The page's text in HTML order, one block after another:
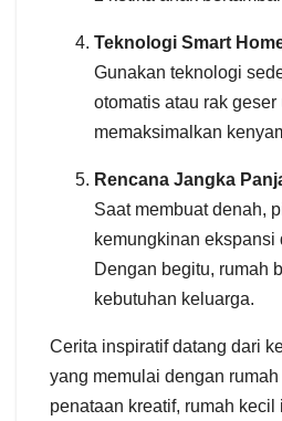
Teknologi Smart
Gunakan teknologi
otomatis atau rak geser
memaksimalkan
Rencana Jangka
Saat membuat denah,
kemungkinan ekspansi
Dengan begitu, rumah
kebutuhan keluarga.
Cerita inspiratif datang dari
yang memulai dengan
penataan kreatif, rumah kecil